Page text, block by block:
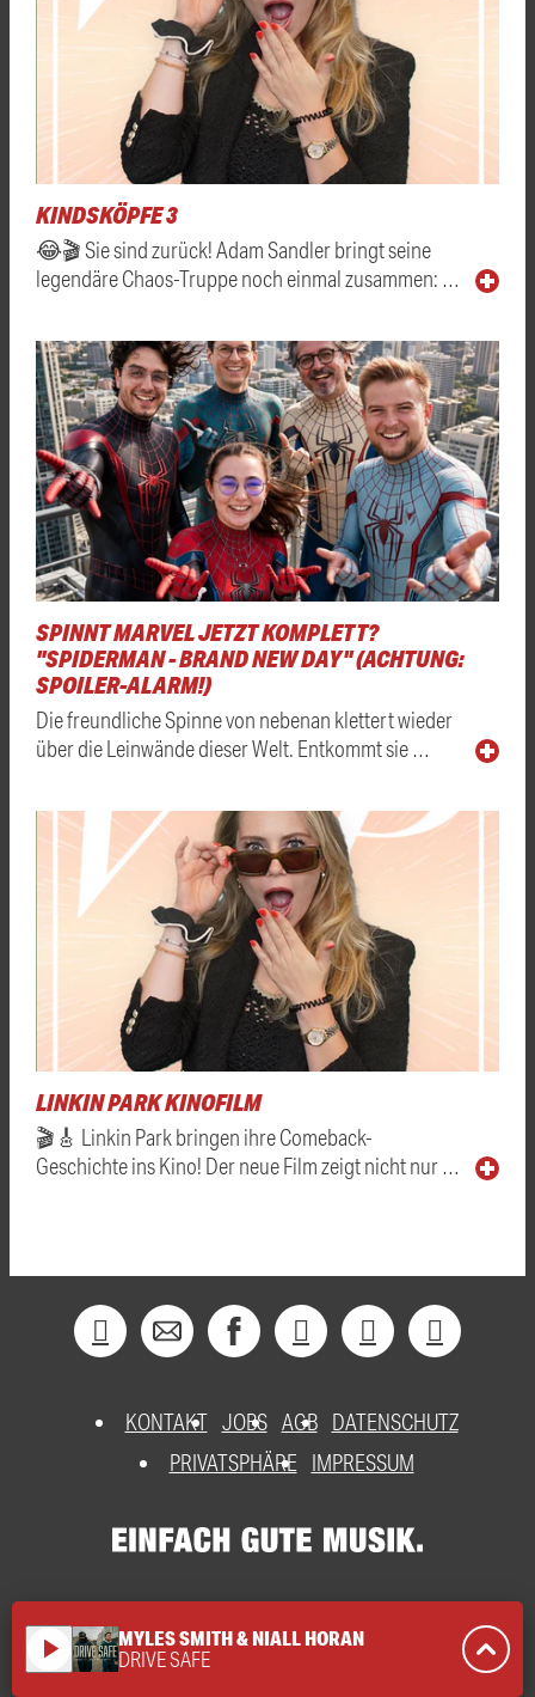
KINDSKÖPFE 3
😂🎬 Sie sind zurück! Adam Sandler bringt seine
legendäre Chaos-Truppe noch einmal zusammen: …
SPINNT MARVEL JETZT KOMPLETT?
"SPIDERMAN - BRAND NEW DAY" (ACHTUNG:
SPOILER-ALARM!)
Die freundliche Spinne von nebenan klettert wieder
über die Leinwände dieser Welt. Entkommt sie …
LINKIN PARK KINOFILM
🎬🎸 Linkin Park bringen ihre Comeback-
Geschichte ins Kino! Der neue Film zeigt nicht nur …
KONTAKT JOBS AGB DATENSCHUTZ
PRIVATSPHÄRE
IMPRESSUM
play_arrow MYLES SMITH & NIALL HORAN
DRIVE SAFE